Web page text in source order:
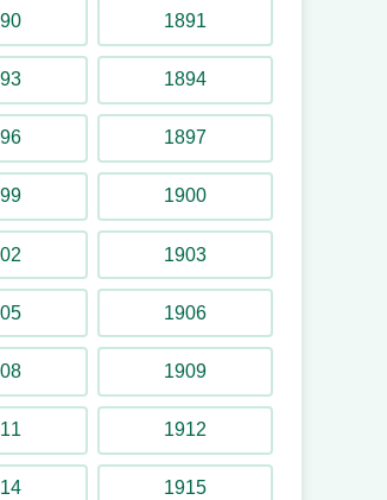
1891
1894
1897
1900
1903
1906
1909
1912
1915